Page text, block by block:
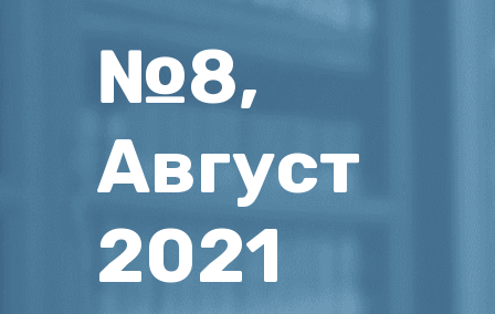
№8,
Август
2021